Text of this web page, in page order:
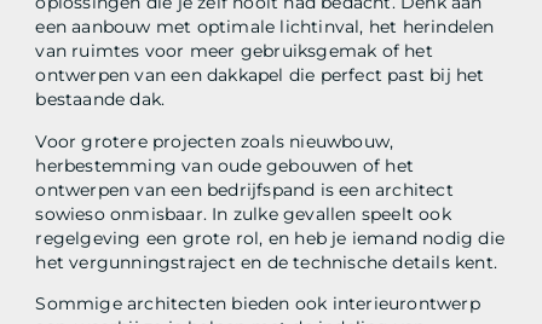
een aanbouw met optimale lichtinval, het herindelen
van ruimtes voor meer gebruiksgemak of het
ontwerpen van een dakkapel die perfect past bij het
bestaande dak.
Voor grotere projecten zoals nieuwbouw,
herbestemming van oude gebouwen of het
ontwerpen van een bedrijfspand is een architect
sowieso onmisbaar. In zulke gevallen speelt ook
regelgeving een grote rol, en heb je iemand nodig die
het vergunningstraject en de technische details kent.
Sommige architecten bieden ook interieurontwerp